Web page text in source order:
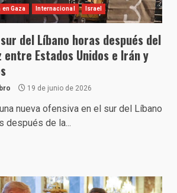
en Gaza Internacional Israel
del Líbano horas después del
entre Estados Unidos e Irán y
19 de junio de 2026
nueva ofensiva en el sur del Líbano
después de la...